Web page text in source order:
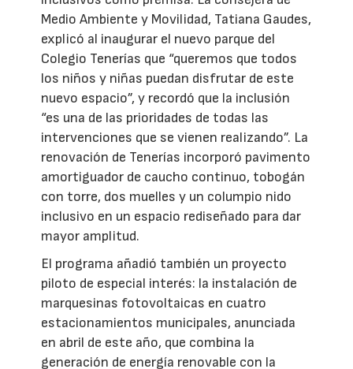
Medio Ambiente y Movilidad, Tatiana Gaudes,
explicó al inaugurar el nuevo parque del
Colegio Tenerías que “queremos que todos
los niños y niñas puedan disfrutar de este
nuevo espacio”, y recordó que la inclusión
“es una de las prioridades de todas las
intervenciones que se vienen realizando”. La
renovación de Tenerías incorporó pavimento
amortiguador de caucho continuo, tobogán
con torre, dos muelles y un columpio nido
inclusivo en un espacio rediseñado para dar
mayor amplitud.
El programa añadió también un proyecto
piloto de especial interés: la instalación de
marquesinas fotovoltaicas en cuatro
estacionamientos municipales, anunciada
en abril de este año, que combina la
generación de energía renovable con la